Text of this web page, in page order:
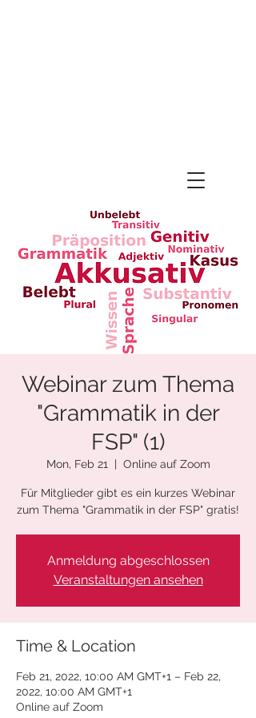
Webinar zum Thema
"Grammatik in der
FSP" (1)
Mon, Feb 21
  |
Online auf Zoom
Für Mitglieder gibt es ein kurzes Webinar
zum Thema "Grammatik in der FSP" gratis!
Anmeldung abgeschlossen
Veranstaltungen ansehen
Time & Location
Feb 21, 2022, 10:00 AM GMT+1 – Feb 22,
2022, 10:00 AM GMT+1
Online auf Zoom